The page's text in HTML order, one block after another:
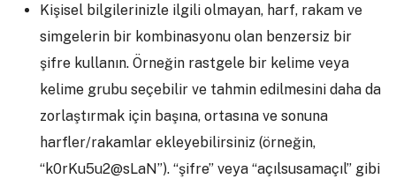
Kişisel bilgilerinizle ilgili olmayan, harf, rakam ve
simgelerin bir kombinasyonu olan benzersiz bir
şifre kullanın. Örneğin rastgele bir kelime veya
kelime grubu seçebilir ve tahmin edilmesini daha da
zorlaştırmak için başına, ortasına ve sonuna
harfler/rakamlar ekleyebilirsiniz (örneğin,
“k0rKu5u2@sLaN”). “şifre” veya “açılsusamaçıl” gibi